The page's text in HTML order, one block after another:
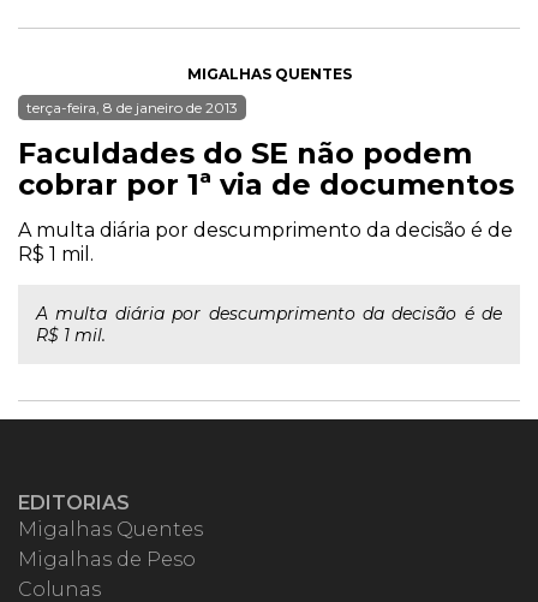
MIGALHAS QUENTES
terça-feira, 8 de janeiro de 2013
Faculdades do SE não podem
cobrar por 1ª via de documentos
A multa diária por descumprimento da decisão é de
R$ 1 mil.
A multa diária por descumprimento da decisão é de
R$ 1 mil.
EDITORIAS
Migalhas Quentes
Migalhas de Peso
Colunas